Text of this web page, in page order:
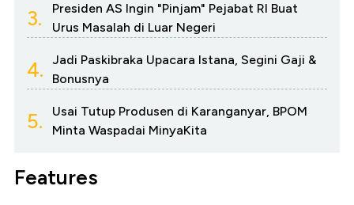
3.
Presiden AS Ingin "Pinjam" Pejabat RI Buat
Urus Masalah di Luar Negeri
4.
Jadi Paskibraka Upacara Istana, Segini Gaji &
Bonusnya
5.
Usai Tutup Produsen di Karanganyar, BPOM
Minta Waspadai MinyaKita
Features